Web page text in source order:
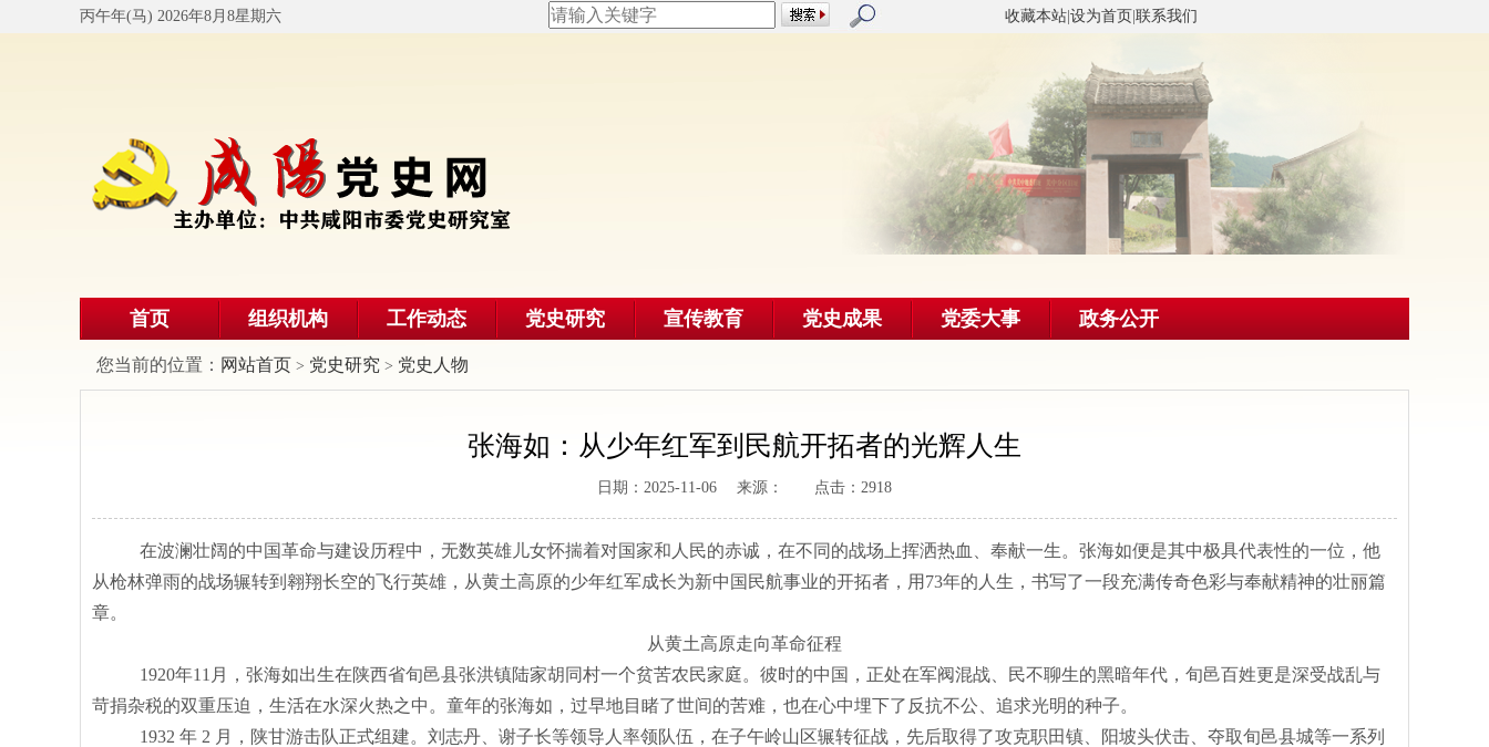
丙午年(马) 2026年8月8星期六 收藏本站 设为首页 联系我们
首页 组织机构 工作动态 党史研究 宣传教育 党史成果 党委大事 政务公开
您当前的位置： 网站首页 > 党史研究 > 党史人物
张海如：从少年红军到民航开拓者的光辉人生
日期：2025-11-06 来源： 点击：2918
在波澜壮阔的中国革命与建设历程中，无数英雄儿女怀揣着对国家和人民的赤诚，在不同的战场上挥洒热血、奉献一生。张海如便是其中极具代表性的一位，他
从枪林弹雨的战场辗转到翱翔长空的飞行英雄，从黄土高原的少年红军成长为新中国民航事业的开拓者，用73年的人生，书写了一段充满传奇色彩与奉献精神的壮丽篇
章。
从黄土高原走向革命征程
1920年11月，张海如出生在陕西省旬邑县张洪镇陆家胡同村一个贫苦农民家庭。彼时的中国，正处在军阀混战、民不聊生的黑暗年代，旬邑百姓更是深受战乱与
苛捐杂税的双重压迫，生活在水深火热之中。童年的张海如，过早地目睹了世间的苦难，也在心中埋下了反抗不公、追求光明的种子。
1932 年 2 月，陕甘游击队正式组建。刘志丹、谢子长等领导人率领队伍，在子午岭山区辗转征战，先后取得了攻克职田镇、阳坡头伏击、夺取旬邑县城等一系列